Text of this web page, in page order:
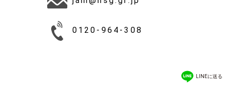
0120-964-308
LINEに送る